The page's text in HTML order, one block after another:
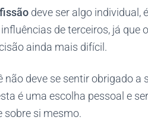
deve ser algo individual,
de terceiros, já que
ainda mais difícil.
não deve se sentir obrigado a
é uma escolha pessoal e
sobre si mesmo.